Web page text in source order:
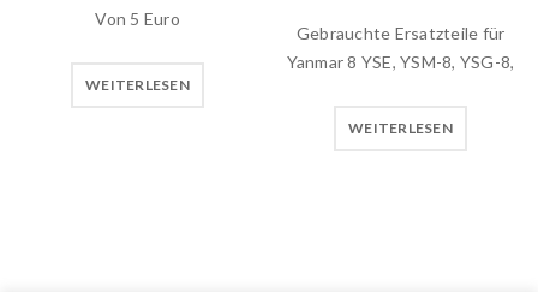
Von 5 Euro
WEITERLESEN
Gebrauchte Ersatzteile für
Yanmar 8 YSE, YSM-8, YSG-8,
WEITERLESEN